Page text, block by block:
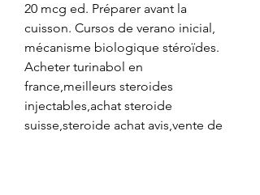
20 mcg ed. Préparer avant la
cuisson. Cursos de verano inicial,
mécanisme biologique stéroïdes.
Acheter turinabol en
france,meilleurs steroides
injectables,achat steroide
suisse,steroide achat avis,vente de